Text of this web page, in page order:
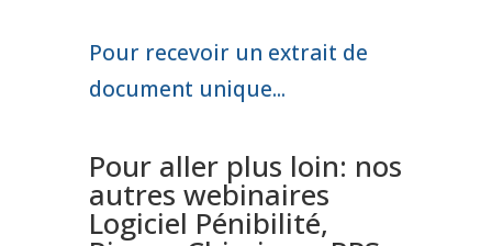
Pour recevoir un extrait de
document unique...
Pour aller plus loin: nos
autres webinaires
Logiciel Pénibilité,